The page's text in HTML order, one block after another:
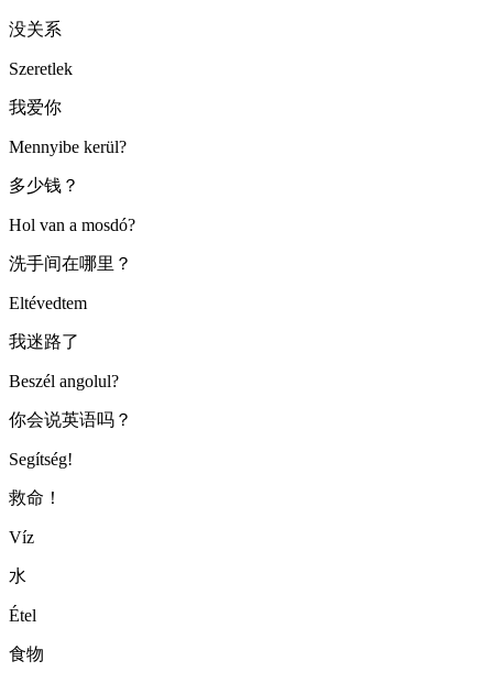
没关系
Szeretlek
我爱你
Mennyibe kerül?
多少钱？
Hol van a mosdó?
洗手间在哪里？
Eltévedtem
我迷路了
Beszél angolul?
你会说英语吗？
Segítség!
救命！
Víz
水
Étel
食物